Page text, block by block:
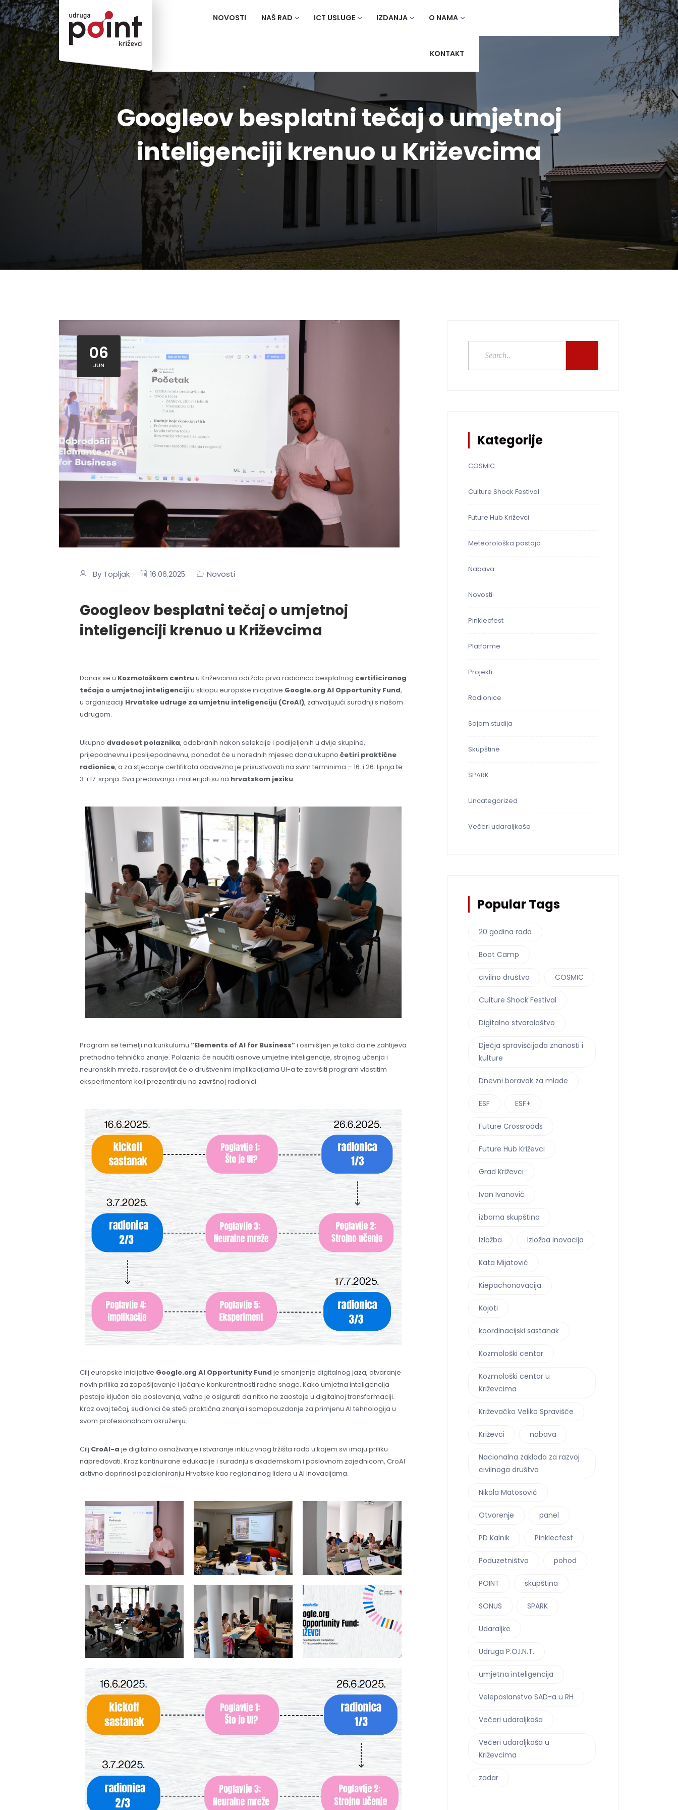
NOVOSTI NAŠ RAD ICT USLUGE IZDANJA O NAMA
KONTAKT
Googleov besplatni tečaj o umjetnoj
inteligenciji krenuo u Križevcima
06
JUN
By Topljak 16.06.2025. Novosti
Googleov besplatni tečaj o umjetnoj
inteligenciji krenuo u Križevcima
Danas se u Kozmološkom centruu Križevcima održala prva radionica besplatnog certificiranog
tečaja o umjetnoj inteligencijiu sklopu europske inicijative Google.org AI Opportunity Fund,
u organizaciji Hrvatske udruge za umjetnu inteligenciju (CroAI), zahvaljujući suradnji s našom
udrugom.
Ukupno dvadeset polaznika, odabranih nakon selekcije i podijeljenih u dvije skupine,
prijepodnevnu i poslijepodnevnu, pohađat će u narednih mjesec dana ukupno četiri praktične
radionice, a za stjecanje certifikata obavezno je prisustvovati na svim terminima – 16. i 26. lipnja te
3. i 17. srpnja. Sva predavanja i materijali su na hrvatskom jeziku.
Program se temelji na kurikulumu “Elements of AI for Business”i osmišljen je tako da ne zahtijeva
prethodno tehničko znanje. Polaznici će naučiti osnove umjetne inteligencije, strojnog učenja i
neuronskih mreža, raspravljat će o društvenim implikacijama UI-a te završiti program vlastitim
eksperimentom koji prezentiraju na završnoj radionici.
Cilj europske inicijative Google.org AI Opportunity Fund je smanjenje digitalnog jaza, otvaranje
novih prilika za zapošljavanje i jačanje konkurentnosti radne snage. Kako umjetna inteligencija
postaje ključan dio poslovanja, važno je osigurati da nitko ne zaostaje u digitalnoj transformaciji.
Kroz ovaj tečaj, sudionici će steći praktična znanja i samopouzdanje za primjenu AI tehnologija u
svom profesionalnom okruženju.
Cilj CroAI-a je digitalno osnaživanje i stvaranje inkluzivnog tržišta rada u kojem svi imaju priliku
napredovati. Kroz kontinuirane edukacije i suradnju s akademskom i poslovnom zajednicom, CroAI
aktivno doprinosi pozicioniranju Hrvatske kao regionalnog lidera u AI inovacijama.
Kategorije
COSMIC
Culture Shock Festival
Future Hub Križevci
Meteorološka postaja
Nabava
Novosti
Pinklecfest
Platforme
Projekti
Radionice
Sajam studija
Skupštine
SPARK
Uncategorized
Večeri udaraljkaša
Popular Tags
20 godina rada
Boot Camp
civilno društvo COSMIC
Culture Shock Festival
Digitalno stvaralaštvo
Dječja spraviščijada znanosti i
kulture
Dnevni boravak za mlade
ESF ESF+
Future Crossroads
Future Hub Križevci
Grad Križevci
Ivan Ivanović
izborna skupština
Izložba Izložba inovacija
Kata Mijatović
Kiepachonovacija
Kojoti
koordinacijski sastanak
Kozmološki centar
Kozmološki centar u
Križevcima
Križevačko Veliko Spravišče
Križevci nabava
Nacionalna zaklada za razvoj
civilnoga društva
Nikola Matosović
Otvorenje panel
PD Kalnik Pinklecfest
Poduzetništvo pohod
POINT skupština
SONUS SPARK
Udaraljke
Udruga P.O.I.N.T.
umjetna inteligencija
Veleposlanstvo SAD-a u RH
Večeri udaraljkaša
Večeri udaraljkaša u
Križevcima
zadar